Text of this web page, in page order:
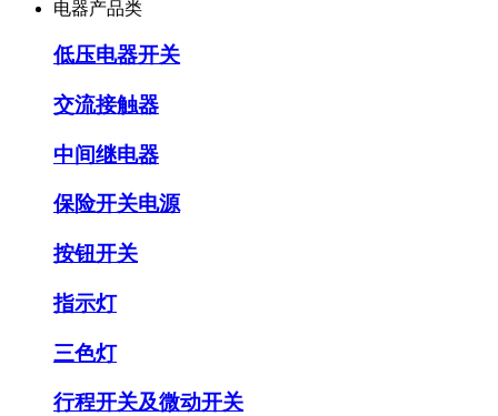
电器产品类
低压电器开关
交流接触器
中间继电器
保险开关电源
按钮开关
指示灯
三色灯
行程开关及微动开关